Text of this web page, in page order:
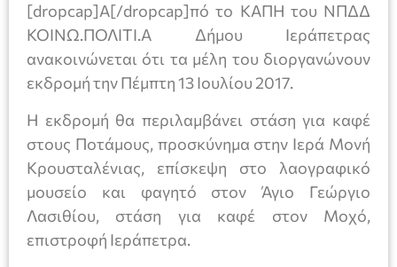
[dropcap]Α[/dropcap]πό το ΚΑΠΗ του ΝΠΔΔ
ΚΟΙΝΩ.ΠΟΛΙΤΙ.Α Δήμου Ιεράπετρας
ανακοινώνεται ότι τα μέλη του διοργανώνουν
εκδρομή την Πέμπτη 13 Ιουλίου 2017.
Η εκδρομή θα περιλαμβάνει στάση για καφέ
στους Ποτάμους, προσκύνημα στην Ιερά Μονή
Κρουσταλένιας, επίσκεψη στο λαογραφικό
μουσείο και φαγητό στον Άγιο Γεώργιο
Λασιθίου, στάση για καφέ στον Μοχό,
επιστροφή Ιεράπετρα.